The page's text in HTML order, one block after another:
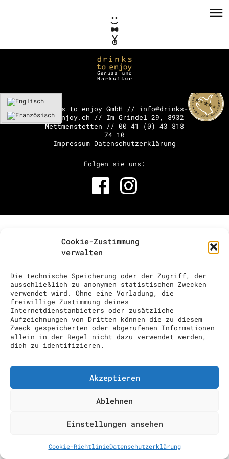
Cookie-Zustimmung
verwalten
Die technische Speicherung oder der Zugriff, der
ausschließlich zu anonymen statistischen Zwecken
verwendet wird. Ohne eine Vorladung, die
freiwillige Zustimmung deines
Internetdienstanbieters oder zusätzliche
Aufzeichnungen von Dritten können die zu diesem
Zweck gespeicherten oder abgerufenen Informationen
allein in der Regel nicht dazu verwendet werden,
dich zu identifizieren.
Akzeptieren
Ablehnen
Einstellungen ansehen
Cookie-RichtlinieDatenschutzerklärung
PRIVATE EVENTS
CORPORATE EVENTS
COCKTAIL SHOW
drinks to enjoy GmbH // info@drinks-
to-enjoy.ch // Im Grindel 29, 8932
Mettmenstetten // 00 41 (0) 43 818
74 10
Impressum Datenschutzerklärung
Folgen sie uns: